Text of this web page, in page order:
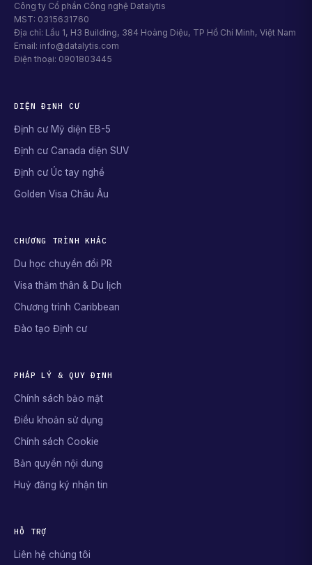
Công ty Cổ phần Công nghệ Datalytis
MST: 0315631760
Địa chỉ: Lầu 1, H3 Building, 384 Hoàng Diệu, TP Hồ Chí Minh, Việt Nam
Email: info@datalytis.com
Điện thoại: 0901803445
DIỆN ĐỊNH CƯ
Định cư Mỹ diện EB-5
Định cư Canada diện SUV
Định cư Úc tay nghề
Golden Visa Châu Âu
CHƯƠNG TRÌNH KHÁC
Du học chuyển đổi PR
Visa thăm thân & Du lịch
Chương trình Caribbean
Đào tạo Định cư
PHÁP LÝ & QUY ĐỊNH
Chính sách bảo mật
Điều khoản sử dụng
Chính sách Cookie
Bản quyền nội dung
Huỷ đăng ký nhận tin
HỖ TRỢ
Liên hệ chúng tôi